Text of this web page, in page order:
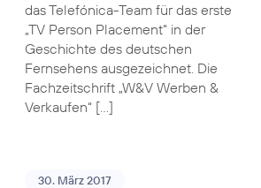
das Telefónica-Team für das erste
„TV Person Placement“ in der
Geschichte des deutschen
Fernsehens ausgezeichnet. Die
Fachzeitschrift „W&V Werben &
Verkaufen“ […]
30. März 2017